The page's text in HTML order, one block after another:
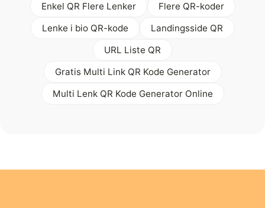
Enkel QR Flere Lenker
Flere QR-koder
Lenke i bio QR-kode
Landingsside QR
URL Liste QR
Gratis Multi Link QR Kode Generator
Multi Lenk QR Kode Generator Online